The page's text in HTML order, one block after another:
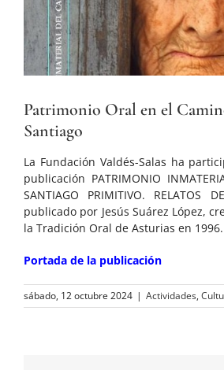
Patrimonio Oral en el
Santiago
La Fundación Valdés-Salas ha
publicación PATRIMONIO
SANTIAGO PRIMITIVO. RELATOS
publicado por Jesús Suárez López,
la Tradición Oral de Asturias en 1996.
Portada de la publicación
sábado, 12 octubre 2024 | Actividades,